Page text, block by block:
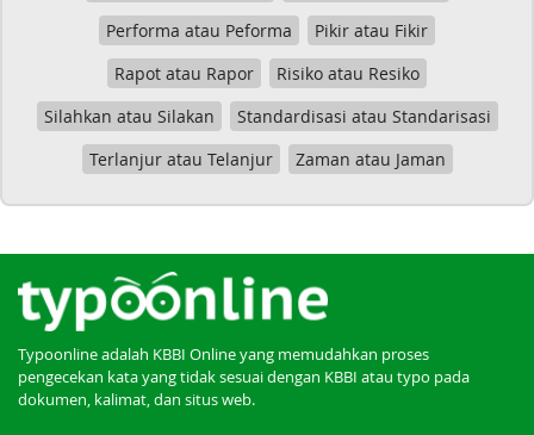
Performa atau Peforma
Pikir atau Fikir
Rapot atau Rapor
Risiko atau Resiko
Silahkan atau Silakan
Standardisasi atau Standarisasi
Terlanjur atau Telanjur
Zaman atau Jaman
Typoonline adalah KBBI Online yang memudahkan proses
pengecekan kata yang tidak sesuai dengan KBBI atau typo pada
dokumen, kalimat, dan situs web.